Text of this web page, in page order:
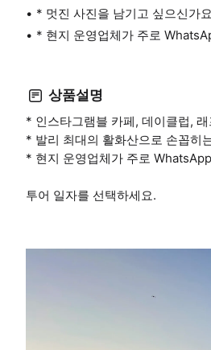
* 멋진 사진을 남기고 싶으신가
* 현지 운영업체가 주로
상품설명
* 인스타그램블 카페, 데이클럽,
* 발리 최대의 활화산으로 손꼽히
* 현지 운영업체가 주로
투어 일자를 선택하세요.